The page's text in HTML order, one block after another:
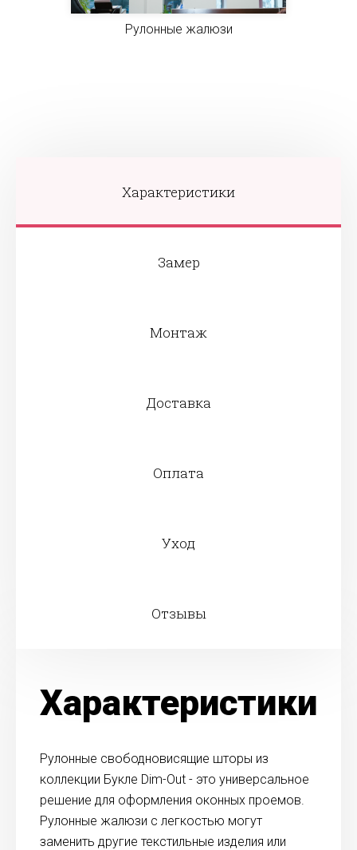
Рулонные жалюзи
Характеристики
Замер
Монтаж
Доставка
Оплата
Уход
Отзывы
Характеристики
Рулонные свободновисящие шторы из
коллекции Букле Dim-Out - это универсальное
решение для оформления оконных проемов.
Рулонные жалюзи с легкостью могут
заменить другие текстильные изделия или